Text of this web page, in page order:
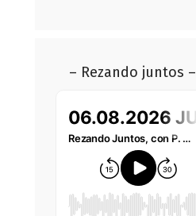
– Rezando juntos –